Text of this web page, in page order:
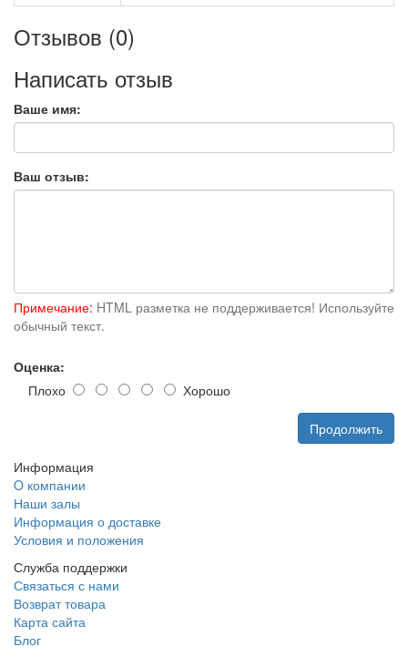
Отзывов (0)
Написать отзыв
Ваше имя:
Ваш отзыв:
Примечание: HTML разметка не поддерживается! Используйте
обычный текст.
Оценка:
Плохо
Хорошо
Продолжить
Информация
O компании
Наши залы
Информация о доставке
Условия и положения
Служба поддержки
Связаться с нами
Возврат товара
Карта сайта
Блог